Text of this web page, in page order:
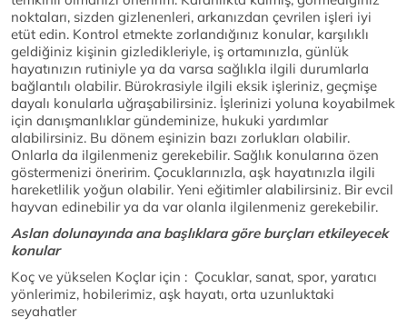
noktaları, sizden gizlenenleri, arkanızdan çevrilen işleri iyi
etüt edin. Kontrol etmekte zorlandığınız konular, karşılıklı
geldiğiniz kişinin gizledikleriyle, iş ortamınızla, günlük
hayatınızın rutiniyle ya da varsa sağlıkla ilgili durumlarla
bağlantılı olabilir. Bürokrasiyle ilgili eksik işleriniz, geçmişe
dayalı konularla uğraşabilirsiniz. İşlerinizi yoluna koyabilmek
için danışmanlıklar gündeminize, hukuki yardımlar
alabilirsiniz. Bu dönem eşinizin bazı zorlukları olabilir.
Onlarla da ilgilenmeniz gerekebilir. Sağlık konularına özen
göstermenizi öneririm. Çocuklarınızla, aşk hayatınızla ilgili
hareketlilik yoğun olabilir. Yeni eğitimler alabilirsiniz. Bir evcil
hayvan edinebilir ya da var olanla ilgilenmeniz gerekebilir.
Aslan dolunayında ana başlıklara göre burçları etkileyecek
konular
Koç ve yükselen Koçlar için : Çocuklar, sanat, spor, yaratıcı
yönlerimiz, hobilerimiz, aşk hayatı, orta uzunluktaki
seyahatler